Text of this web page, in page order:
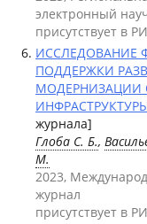
электронный
присутствует в
ИССЛЕДОВАНИЕ
ПОДДЕРЖКИ
МОДЕРНИЗАЦИИ
журнала]
Глоба С. Б.,
М.
2023,
журнал
присутствует в